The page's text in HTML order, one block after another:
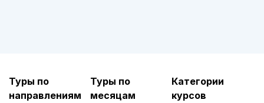
Туры по
направлениям
Туры по
месяцам
Категории
курсов